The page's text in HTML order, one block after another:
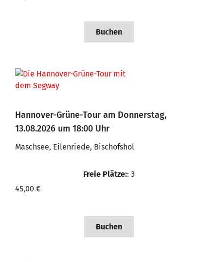
Buchen
Hannover-Grüne-Tour am Donnerstag,
13.08.2026 um 18:00 Uhr
Maschsee, Eilenriede, Bischofshol
Freie Plätze:: 3
45,00 €
Buchen